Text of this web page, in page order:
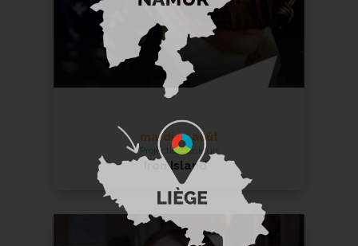
mardi 25 août
Projection unique
Iron Island